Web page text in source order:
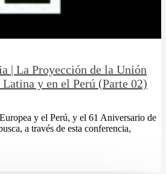
| La Proyección de la Unión
y en el Perú (Parte 02)
y el Perú, y el 61 Aniversario de
a través de esta conferencia,